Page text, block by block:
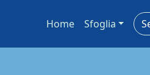
Home Sfoglia